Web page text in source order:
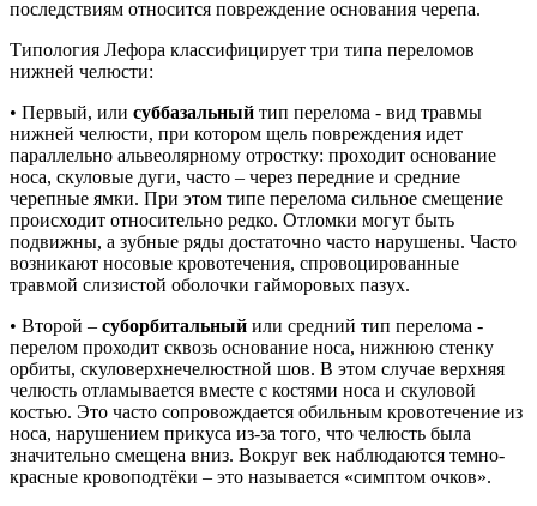
последствиям относится повреждение основания черепа.
Типология Лефора классифицирует три типа переломов
нижней челюсти:
• Первый, или суббазальный тип перелома - вид травмы
нижней челюсти, при котором щель повреждения идет
параллельно альвеолярному отростку: проходит основание
носа, скуловые дуги, часто – через передние и средние
черепные ямки. При этом типе перелома сильное смещение
происходит относительно редко. Отломки могут быть
подвижны, а зубные ряды достаточно часто нарушены. Часто
возникают носовые кровотечения, спровоцированные
травмой слизистой оболочки гайморовых пазух.
• Второй – суборбитальный или средний тип перелома -
перелом проходит сквозь основание носа, нижнюю стенку
орбиты, скуловерхнечелюстной шов. В этом случае верхняя
челюсть отламывается вместе с костями носа и скуловой
костью. Это часто сопровождается обильным кровотечение из
носа, нарушением прикуса из-за того, что челюсть была
значительно смещена вниз. Вокруг век наблюдаются темно-
красные кровоподтёки – это называется «симптом очков».